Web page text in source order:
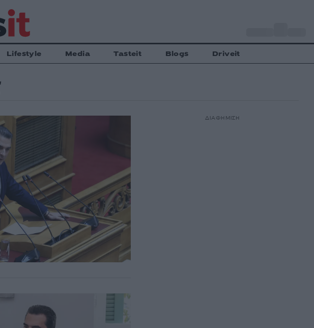
Lifestyle Media Tasteit Blogs Driveit
ΔΙΑΦΗΜΙΣΗ